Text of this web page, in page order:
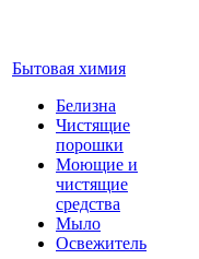
Бытовая химия
Белизна
Чистящие
порошки
Моющие и
чистящие
средства
Мыло
Освежитель